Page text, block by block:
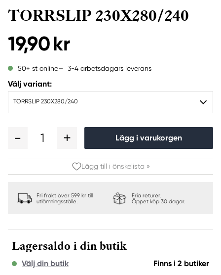
TORRSLIP 230X280/240
19,90 kr
50+ st online 3-4 arbetsdagars leverans
Välj variant:
TORRSLIP 230X280/240
1 Lägg i varukorgen
Lägg till i önskelista »
Fri frakt över 599 kr till
utlämningsställe.
Fria returer.
Öppet köp 30 dagar.
Lagersaldo i din butik
Välj din butik Finns i 2 butiker